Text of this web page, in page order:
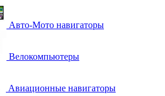
Авто-Мото навигаторы
Велокомпьютеры
Авиационные навигаторы